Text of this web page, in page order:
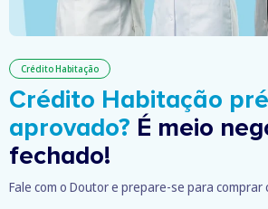
Crédito Habitação
Crédito Habitação
aprovado? É meio
fechado!
Fale com o Doutor e prepare-se para comprar